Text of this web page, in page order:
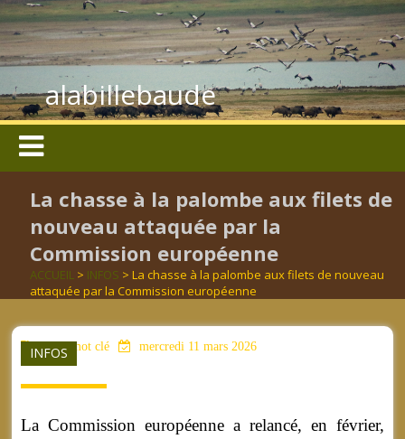
alabillebaude
La chasse à la palombe aux filets de
nouveau attaquée par la
Commission européenne
ACCUEIL > INFOS > La chasse à la palombe aux filets de nouveau
attaquée par la Commission européenne
INFOS
aucun mot clé mercredi 11 mars 2026
La Commission européenne a relancé, en février,